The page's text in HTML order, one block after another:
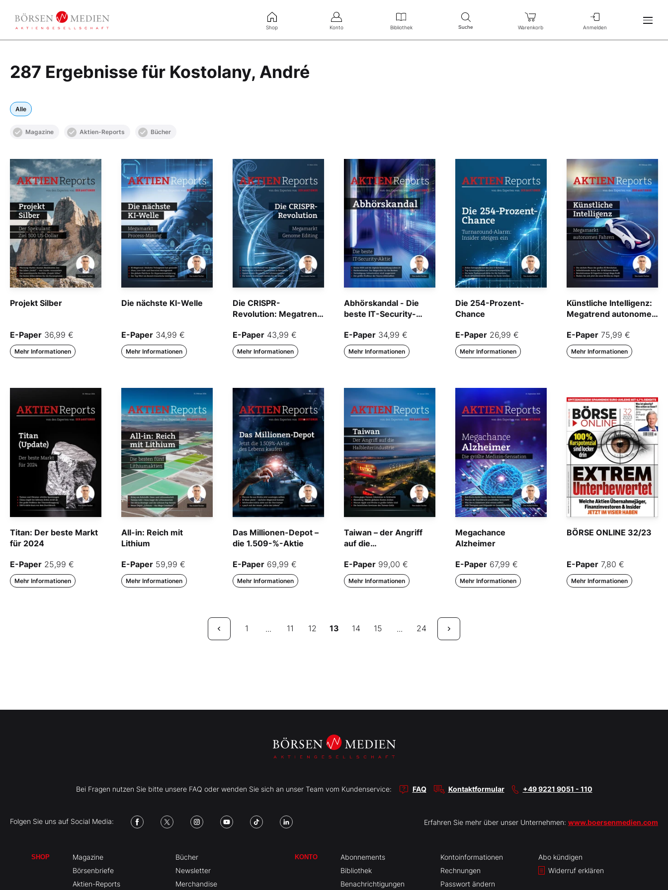
Shop Konto Bibliothek Suche Warenkorb Anmelden
287 Ergebnisse für Kostolany, André
Alle
Magazine Aktien-Reports Bücher
Projekt Silber
E-Paper 36,99 €
Mehr Informationen
Die nächste KI-Welle
E-Paper 34,99 €
Mehr Informationen
Die CRISPR-
Revolution: Megatrend
E-Paper 43,99 €
Mehr Informationen
Abhörskandal - Die
beste IT-Security-
E-Paper 34,99 €
Mehr Informationen
Die 254-Prozent-
Chance
E-Paper 26,99 €
Mehr Informationen
Künstliche Intelligenz:
Megatrend autonomes
E-Paper 75,99 €
Mehr Informationen
Titan: Der beste Markt
für 2024
E-Paper 25,99 €
Mehr Informationen
All-in: Reich mit
Lithium
E-Paper 59,99 €
Mehr Informationen
Das Millionen-Depot –
die 1.509-%-Aktie
E-Paper 69,99 €
Mehr Informationen
Taiwan – der Angriff
auf die
E-Paper 99,00 €
Mehr Informationen
Megachance
Alzheimer
E-Paper 67,99 €
Mehr Informationen
BÖRSE ONLINE 32/23
E-Paper 7,80 €
Mehr Informationen
1 ... 11 12 13 14 15 ... 24
Bei Fragen nutzen Sie bitte unsere FAQ oder wenden Sie sich an unser Team vom Kundenservice: FAQ Kontaktformular +49 9221 9051 - 110
Folgen Sie uns auf Social Media: Erfahren Sie mehr über unser Unternehmen: www.boersenmedien.com
SHOP
Magazine
Börsenbriefe
Aktien-Reports
Bücher
Newsletter
Merchandise
KONTO
Abonnements
Bibliothek
Benachrichtigungen
Kontoinformationen
Rechnungen
Passwort ändern
Abo kündigen
Widerruf erklären